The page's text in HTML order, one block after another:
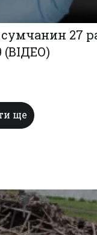
27
(ВІДЕО)
ще